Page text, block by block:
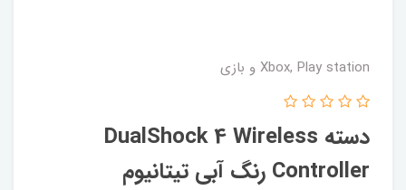
Xbox, Play station و بازی
دسته DualShock 4 Wireless
Controller رنگ آبی تیتانیوم